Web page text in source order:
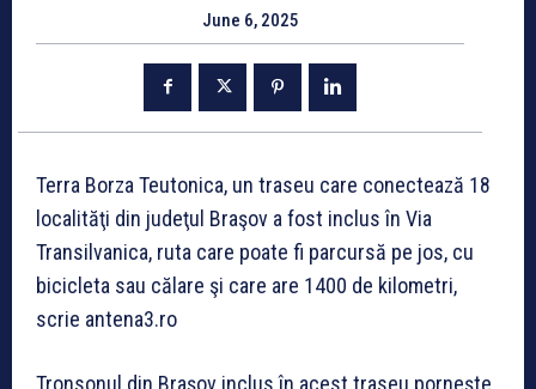
June 6, 2025
Terra Borza Teutonica, un traseu care conectează 18
localităţi din judeţul Braşov a fost inclus în Via
Transilvanica, ruta care poate fi parcursă pe jos, cu
bicicleta sau călare şi care are 1400 de kilometri,
scrie antena3.ro
Tronsonul din Braşov inclus în acest traseu porneşte